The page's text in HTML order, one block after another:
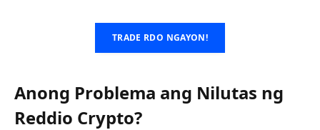
TRADE RDO NGAYON!
Anong Problema ang Nilutas ng
Reddio Crypto?